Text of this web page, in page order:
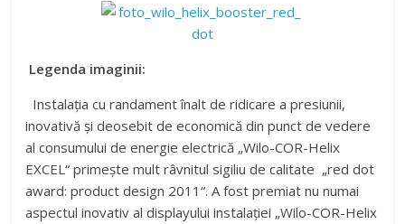
Legenda imaginii:
Instalația cu randament înalt de ridicare a presiunii,
inovativă și deosebit de economică din punct de vedere
al consumului de energie electrică „Wilo-COR-Helix
EXCEL“ primește mult râvnitul sigiliu de calitate „red dot
award: product design 2011“. A fost premiat nu numai
aspectul inovativ al displayului instalației „Wilo-COR-Helix